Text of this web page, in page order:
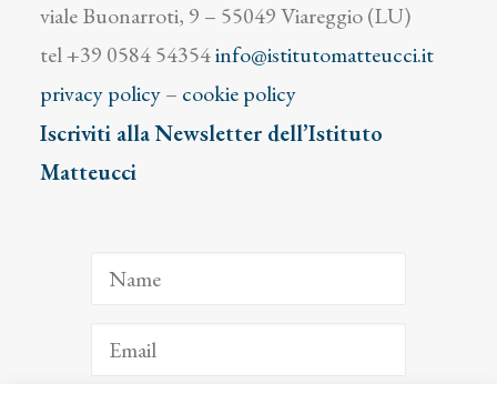
viale Buonarroti, 9 – 55049 Viareggio (LU)
tel +39 0584 54354info@istitutomatteucci.it
privacy policy– cookie policy
Iscriviti alla Newsletter dell’Istituto
Matteucci